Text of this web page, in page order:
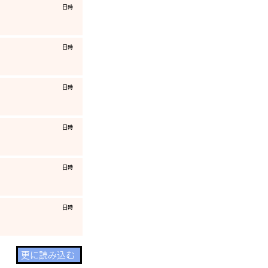
​日時
​日時
​日時
​日時
​日時
​日時
更に読み込む